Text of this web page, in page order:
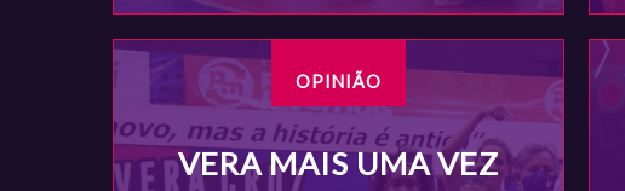
OPINIÃO
VERA MAIS UMA VEZ